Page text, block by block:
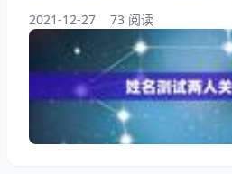
们每个人都有的，大家代表的
字还可以测试许多东西的，比
分，或者是姓名配对两人爱情
自己的名字来测测吧！ 姓名测
方姓名笔画相减 首先将双方姓
来，然后以大数减去小数得出
笔画是：8
2021-12-27 73 阅读